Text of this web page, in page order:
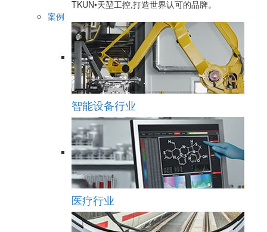
TKUN•天堃工控,打造世界认可的品牌。
案例
智能设备行业
医疗行业